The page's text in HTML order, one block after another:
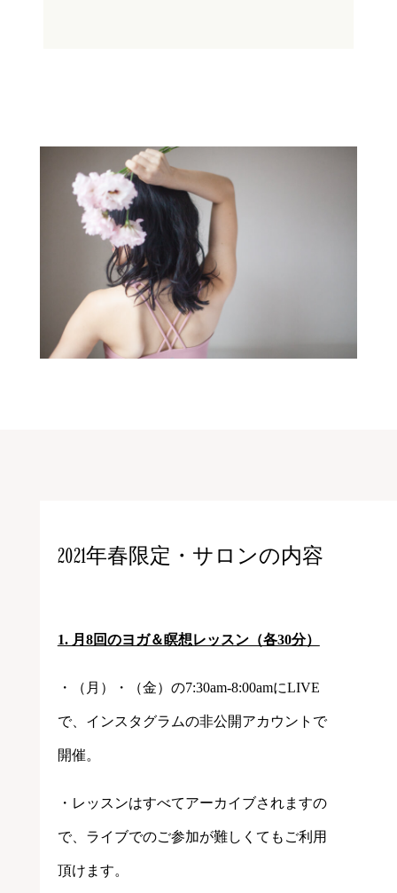
2021年春限定・サロンの内容
1. 月8回のヨガ＆瞑想レッスン（各30分）
・（月）・（金）の7:30am-8:00amにLIVE
で、インスタグラムの非公開アカウントで
開催。
・レッスンはすべてアーカイブされますの
で、ライブでのご参加が難しくてもご利用
頂けます。